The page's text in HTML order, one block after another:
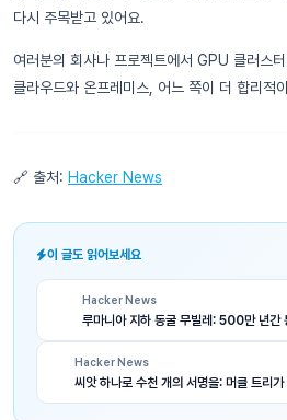
다시 주목받고 있어요.
여러분의 회사나 프로젝트에서 GPU 클러스
클라우드와 온프레미스, 어느 쪽이 더 합리적
🔗 출처: Hacker News
이 글도 읽어보세요
Hacker News
루마니아 지하 동굴 무빌레: 500만 년간
Hacker News
씨앗 하나로 수천 개의 서명을: 머클 트리